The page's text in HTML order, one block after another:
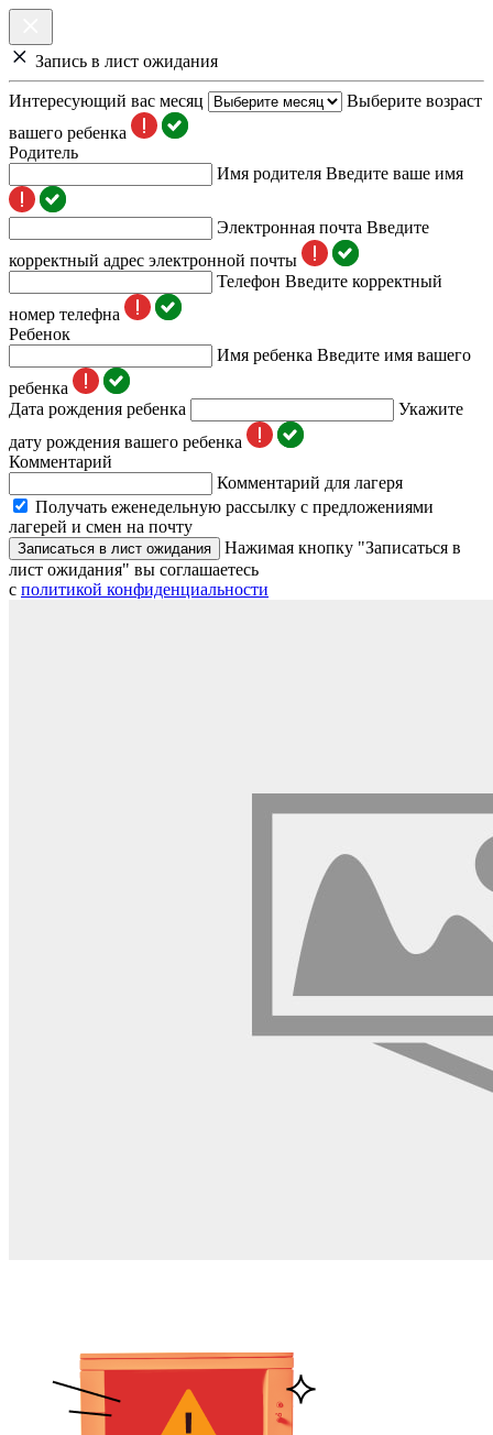
Запись в лист ожидания
Интересующий вас месяц
Выберите возраст
вашего ребенка
Родитель
Имя родителя Введите ваше имя
Электронная почта Введите
корректный адрес электронной почты
Телефон Введите корректный
номер телефна
Ребенок
Имя ребенка Введите имя вашего
ребенка
Дата рождения ребенка
Укажите
дату рождения вашего ребенка
Комментарий
Комментарий для лагеря
Получать еженедельную рассылку с предложениями
лагерей и смен на почту
Записаться в лист ожидания
Нажимая кнопку "Записаться в
лист ожидания" вы соглашаетесь
с политикой конфиденциальности